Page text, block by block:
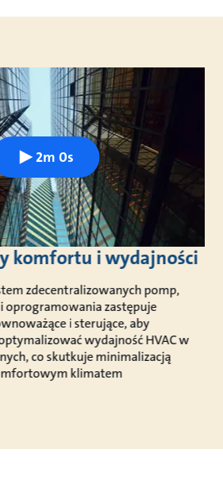
komfortu i wydajności
zdecentralizowanych pomp,
oprogramowania zastępuje
i sterujące, aby
wydajność HVAC w
co skutkuje minimalizacją
klimatem
2m 0s